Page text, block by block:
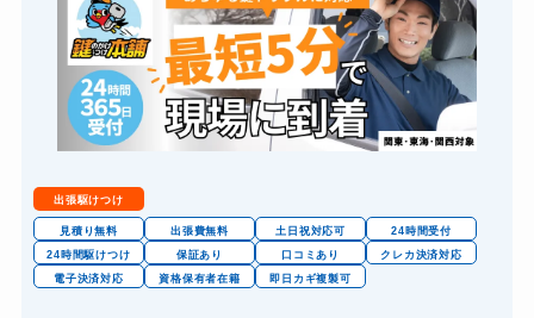
金庫カギ開け 14,300円～(税込)
金庫カギ修理 11,000円～(税込)
金庫カギ交換 11,000円～(税込)
出張駆けつけ
見積り無料 出張費無料 土日祝対応可
24時間受付
24時間駆けつけ
保証あり 口コミあり
クレカ決済対応
電子決済対応
資格保有者在籍 即日カギ複製可